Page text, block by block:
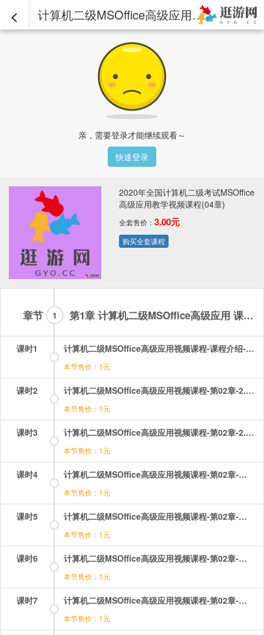
< 计算机二级MSOffice高级应用视频课程-第03章-操作：公式和函数&u2014（sum,sumif,sumifs）（2）.mp4 - 2020年全国计算机二级考试MSOffice高级应用教学视频课程(04章)
亲，需要登录才能继续观看～
快速登录
2020年全国计算机二级考试MSOffice
高级应用教学视频课程(04章)
全套售价： 3.00元
购买全套课程
章节 第1章 计算机二级MSOffice高级应用 课程介绍
1
课时1 计算机二级MSOffice高级应用视频课程-课程介绍-MSOffice高级应用考纲及课程介绍.mp4
本节售价：1元
课时2 计算机二级MSOffice高级应用视频课程-第02章-2.1利用word创建文档.mp4
本节售价：1元
课时3 计算机二级MSOffice高级应用视频课程-第02章-2.2真题讲解.mp4
本节售价：1元
课时4 计算机二级MSOffice高级应用视频课程-第02章-操作：主题和封面.mp4
本节售价：1元
课时5 计算机二级MSOffice高级应用视频课程-第02章-操作：使用项目符号、编号列表.mp4
本节售价：1元
课时6 计算机二级MSOffice高级应用视频课程-第02章-操作：分页、分节、分栏、页眉、页脚、页码.mp4
本节售价：1元
课时7 计算机二级MSOffice高级应用视频课程-第02章-操作：删除个人信息等.mp4
本节售价：1元